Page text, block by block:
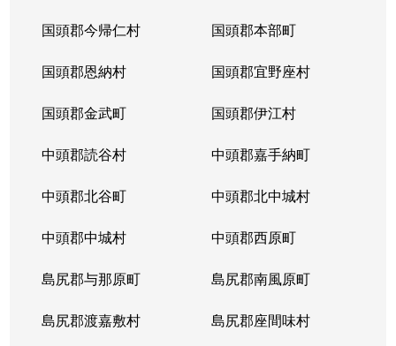
国頭郡今帰仁村 国頭郡本部町
国頭郡恩納村 国頭郡宜野座村
国頭郡金武町 国頭郡伊江村
中頭郡読谷村 中頭郡嘉手納町
中頭郡北谷町 中頭郡北中城村
中頭郡中城村 中頭郡西原町
島尻郡与那原町 島尻郡南風原町
島尻郡渡嘉敷村 島尻郡座間味村